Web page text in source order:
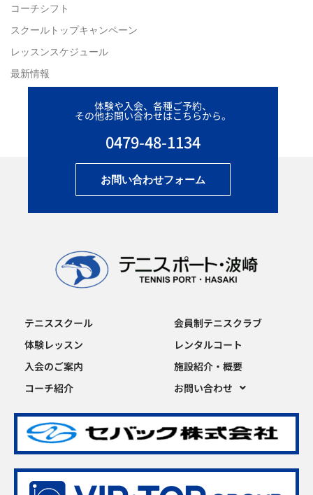
コーチシフト
スクールトップキャンペーン
レッスンスケジュール
最新情報
体験や入会、各種ご予約、
その他お問い合わせはこちらから。
0479-48-1134
お問い合わせフォーム
テニススクール
体験レッスン
入会のご案内
コーチ紹介
会員制テニスクラブ
レンタルコート
施設紹介・概要
お問い合わせ